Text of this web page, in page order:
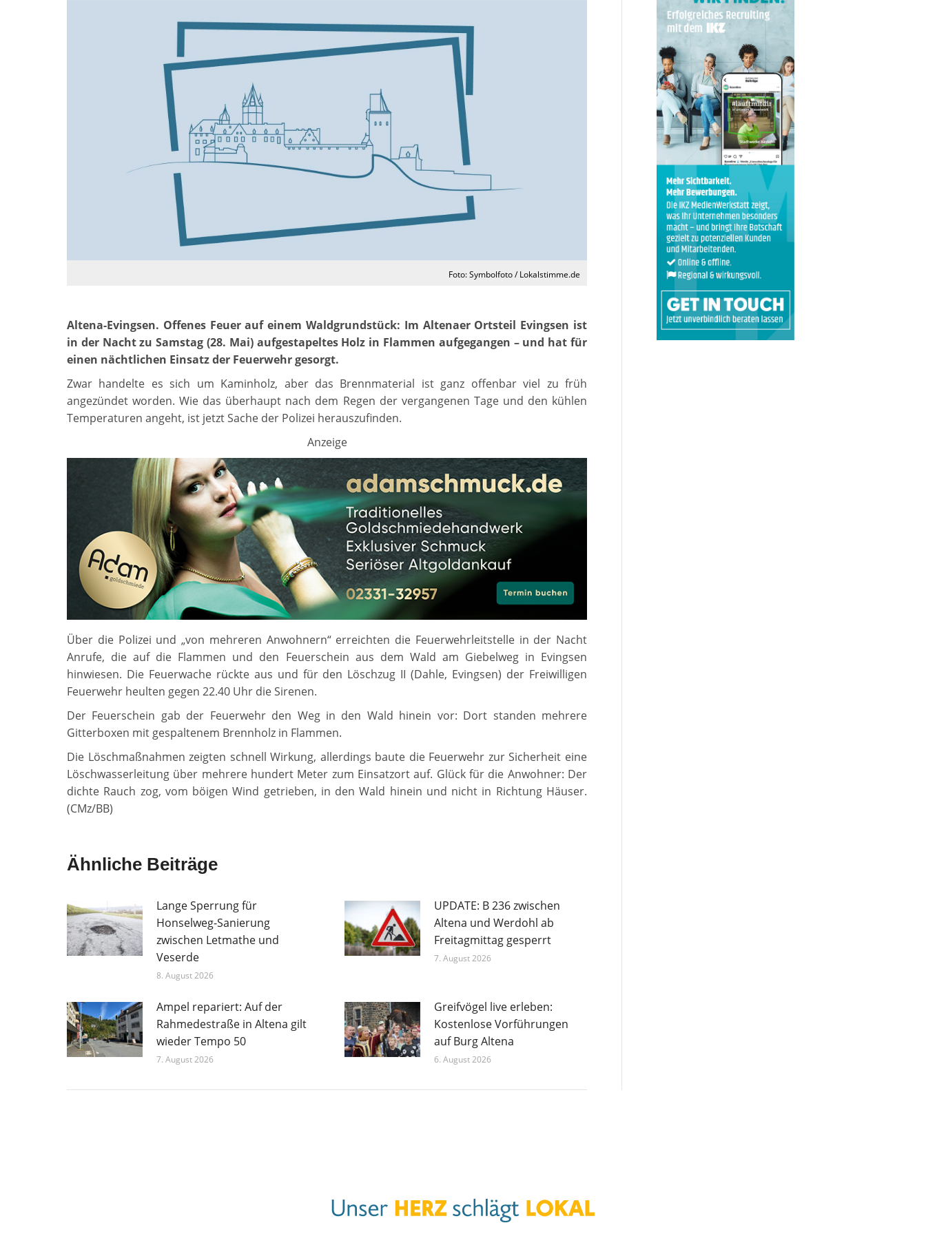
Foto: Symbolfoto / Lokalstimme.de
Altena-Evingsen. Offenes Feuer auf einem Waldgrundstück: Im Altenaer Ortsteil Evingsen ist
in der Nacht zu Samstag (28. Mai) aufgestapeltes Holz in Flammen aufgegangen – und hat für
einen nächtlichen Einsatz der Feuerwehr gesorgt.
Zwar handelte es sich um Kaminholz, aber das Brennmaterial ist ganz offenbar viel zu früh
angezündet worden. Wie das überhaupt nach dem Regen der vergangenen Tage und den kühlen
Temperaturen angeht, ist jetzt Sache der Polizei herauszufinden.
Anzeige
Über die Polizei und „von mehreren Anwohnern“ erreichten die Feuerwehrleitstelle in der Nacht
Anrufe, die auf die Flammen und den Feuerschein aus dem Wald am Giebelweg in Evingsen
hinwiesen. Die Feuerwache rückte aus und für den Löschzug II (Dahle, Evingsen) der Freiwilligen
Feuerwehr heulten gegen 22.40 Uhr die Sirenen.
Der Feuerschein gab der Feuerwehr den Weg in den Wald hinein vor: Dort standen mehrere
Gitterboxen mit gespaltenem Brennholz in Flammen.
Die Löschmaßnahmen zeigten schnell Wirkung, allerdings baute die Feuerwehr zur Sicherheit eine
Löschwasserleitung über mehrere hundert Meter zum Einsatzort auf. Glück für die Anwohner: Der
dichte Rauch zog, vom böigen Wind getrieben, in den Wald hinein und nicht in Richtung Häuser.
(CMz/BB)
Ähnliche Beiträge
Lange Sperrung für
Honselweg-Sanierung
zwischen Letmathe und
Veserde
8. August 2026
UPDATE: B 236 zwischen
Altena und Werdohl ab
Freitagmittag gesperrt
7. August 2026
Ampel repariert: Auf der
Rahmedestraße in Altena gilt
wieder Tempo 50
7. August 2026
Greifvögel live erleben:
Kostenlose Vorführungen
auf Burg Altena
6. August 2026